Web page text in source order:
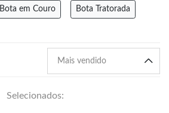
Bota em Couro Bota Tratorada
Selecionados: